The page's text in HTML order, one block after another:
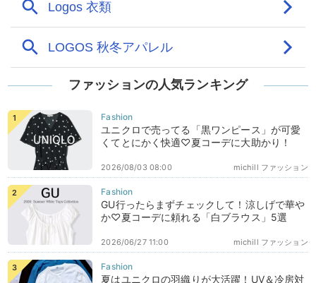
ファッションの人気ランキング
ユニクロで売ってる「黒ワンピース」が可愛
くてとにかく快適♡夏コーデに大助かり！
michill ファッション
2026/08/03 08:00
GU行ったらまずチェックして！涼しげで華や
か♡夏コーデに頼れる「白ブラウス」5選
michill ファッション
2026/06/27 11:00
夏はユニクロの羽織りが大活躍！UV＆冷房対